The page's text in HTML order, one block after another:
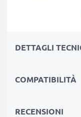
raggiungendo un
doverlo ricaricare.
DETTAGLI
COMPATIBILITÀ
RECENSIONI